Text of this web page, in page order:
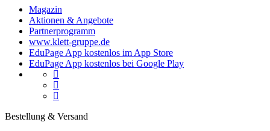
Magazin
Aktionen & Angebote
Partnerprogramm
www.klett-gruppe.de
EduPage App kostenlos im App Store
EduPage App kostenlos bei Google Play



Bestellung & Versand